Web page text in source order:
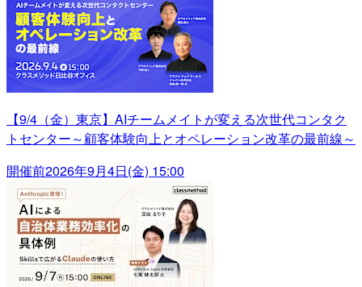
【9/4（金）東京】AIチームメイトが変える次世代コンタク
トセンター～顧客体験向上とオペレーション改革の最前線～
開催前2026年9月4日(金) 15:00